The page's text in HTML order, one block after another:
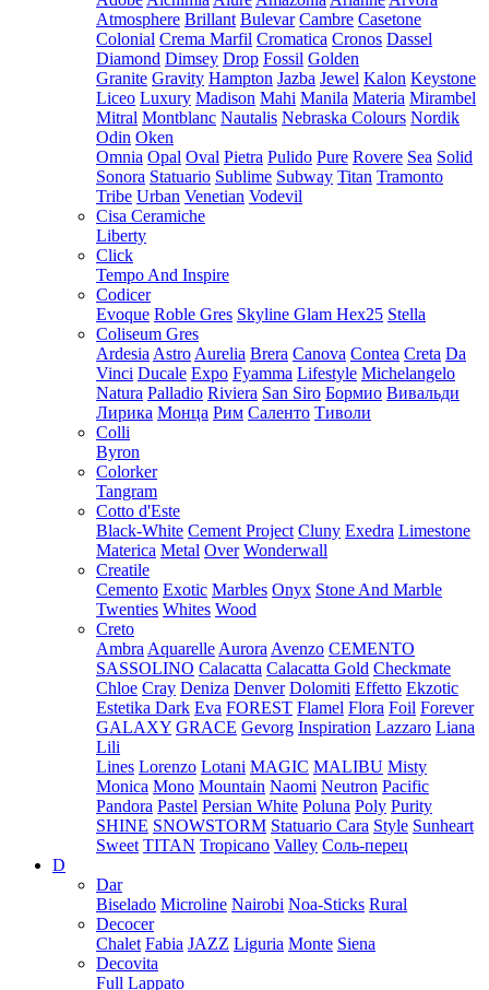
Atmosphere Brillant Bulevar Cambre Casetone
Colonial Crema Marfil Cromatica Cronos Dassel
Diamond Dimsey Drop Fossil Golden
Granite Gravity Hampton Jazba Jewel Kalon Keystone
Liceo Luxury Madison Mahi Manila Materia Mirambel
Mitral Montblanc Nautalis Nebraska Colours Nordik
Odin Oken
Omnia Opal Oval Pietra Pulido Pure Rovere Sea Solid
Sonora Statuario Sublime Subway Titan Tramonto
Tribe Urban Venetian Vodevil
Cisa Ceramiche
Liberty
Click
Tempo And Inspire
Codicer
Evoque Roble Gres Skyline Glam Hex25 Stella
Coliseum Gres
Ardesia Astro Aurelia Brera Canova Contea Creta Da
Vinci Ducale Expo Fyamma Lifestyle Michelangelo
Natura Palladio Riviera San Siro Бормио Вивальди
Лирика Монца Рим Саленто Тиволи
Colli
Byron
Colorker
Tangram
Cotto d'Este
Black-White Cement Project Cluny Exedra Limestone
Materica Metal Over Wonderwall
Creatile
Cemento Exotic Marbles Onyx Stone And Marble
Twenties Whites Wood
Creto
Ambra Aquarelle Aurora Avenzo CEMENTO
SASSOLINO Calacatta Calacatta Gold Checkmate
Chloe Cray Deniza Denver Dolomiti Effetto Ekzotic
Estetika Dark Eva FOREST Flamel Flora Foil Forever
GALAXY GRACE Gevorg Inspiration Lazzaro Liana
Lili
Lines Lorenzo Lotani MAGIC MALIBU Misty
Monica Mono Mountain Naomi Neutron Pacific
Pandora Pastel Persian White Poluna Poly Purity
SHINE SNOWSTORM Statuario Cara Style Sunheart
Sweet TITAN Tropicano Valley Соль-перец
D
Dar
Biselado Microline Nairobi Noa-Sticks Rural
Decocer
Chalet Fabia JAZZ Liguria Monte Siena
Decovita
Full Lappato